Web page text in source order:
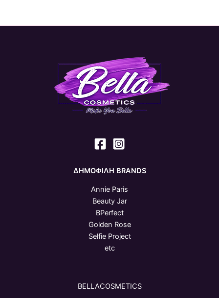
ΔΗΜΟΦΙΛΗ BRANDS
Annie Paris
Beauty Jar
BPerfect
Golden Rose
Selfie Project
etc
BELLACOSMETICS